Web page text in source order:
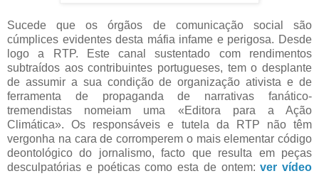
Sucede que os órgãos de comunicação social são
cúmplices evidentes desta máfia infame e perigosa. Desde
logo a RTP. Este canal sustentado com rendimentos
subtraídos aos contribuintes portugueses, tem o desplante
de assumir a sua condição de organização ativista e de
ferramenta de propaganda de narrativas fanático-
tremendistas nomeiam uma «Editora para a Ação
Climática». Os responsáveis e tutela da RTP não têm
vergonha na cara de corromperem o mais elementar código
deontológico do jornalismo, facto que resulta em peças
desculpatórias e poéticas como esta de ontem:ver vídeo